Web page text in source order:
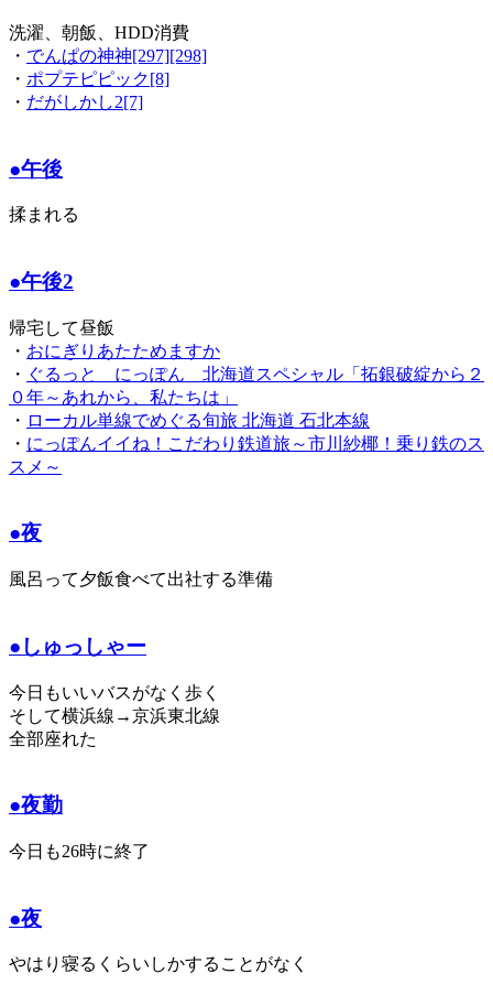
洗濯、朝飯、HDD消費
・ でんぱの神神[297][298]
・ ポプテピピック[8]
・ だがしかし2[7]
●午後
揉まれる
●午後2
帰宅して昼飯
・ おにぎりあたためますか
・ ぐるっと にっぽん 北海道スペシャル「拓銀破綻から２
０年～あれから、私たちは」
・ ローカル単線でめぐる旬旅 北海道 石北本線
・ にっぽんイイね！こだわり鉄道旅～市川紗椰！乗り鉄のス
スメ～
●夜
風呂って夕飯食べて出社する準備
●しゅっしゃー
今日もいいバスがなく歩く
そして横浜線→京浜東北線
全部座れた
●夜勤
今日も26時に終了
●夜
やはり寝るくらいしかすることがなく